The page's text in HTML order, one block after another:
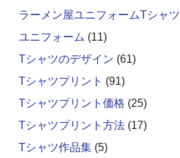
ラーメン屋ユニフォームTシャツ
ユニフォーム (11)
Tシャツのデザイン (61)
Tシャツプリント (91)
Tシャツプリント価格 (25)
Tシャツプリント方法 (17)
Tシャツ作品集 (5)